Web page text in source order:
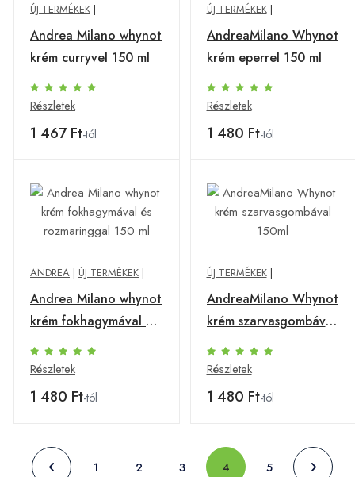
ÚJ TERMÉKEK |
Andrea Milano whynot
krém curryvel 150 ml
Részletek
1 467 Ft-tól
ÚJ TERMÉKEK|
AndreaMilano Whynot
krém eperrel 150 ml
Részletek
1 480 Ft-tól
ANDREA | ÚJ TERMÉKEK |
Andrea Milano whynot
krém fokhagymával és
rozmaringgal 150 ml
Részletek
1 480 Ft-tól
ÚJ TERMÉKEK|
AndreaMilano Whynot
krém szarvasgombával
150ml
Részletek
1 480 Ft-tól
1 2 3 4 5